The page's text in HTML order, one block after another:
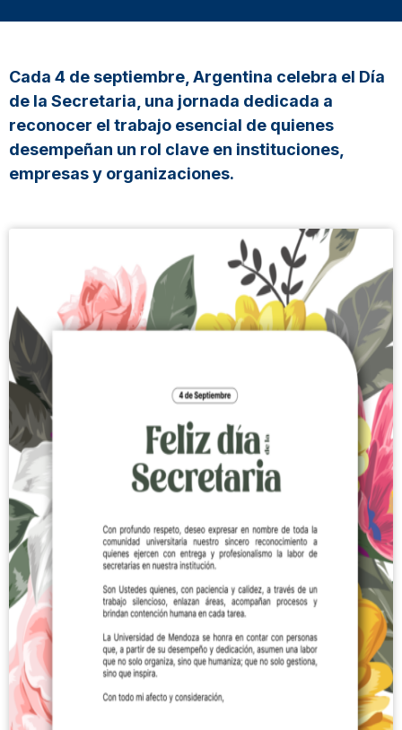
Cada 4 de septiembre, Argentina celebra el Día
de la Secretaria, una jornada dedicada a
reconocer el trabajo esencial de quienes
desempeñan un rol clave en instituciones,
empresas y organizaciones.